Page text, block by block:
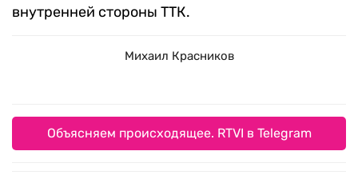
внутренней стороны ТТК.
Михаил Красников
Объясняем происходящее. RTVI в Telegram